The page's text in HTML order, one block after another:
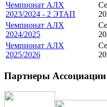
Чемпионат АЛХ
2023/2024 - 2 ЭТАП
Чемпионат АЛХ
2024/2025
Чемпионат АЛХ
2025/2026
Партнеры